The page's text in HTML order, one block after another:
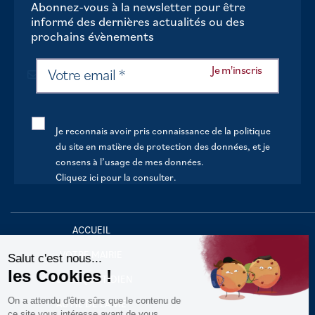
Abonnez-vous à la newsletter pour être
informé des dernières actualités ou des
prochains évènements
Je reconnais avoir pris connaissance de la politique
du site en matière de protection des données, et je
consens à l’usage de mes données.
Cliquez ici pour la consulter.
ACCUEIL
VOTRE MAIRIE
VOTRE QUOTIDIEN
AU FIL DE LA VIE
Salut c'est nous...
les Cookies !
On a attendu d'être sûrs que le contenu de